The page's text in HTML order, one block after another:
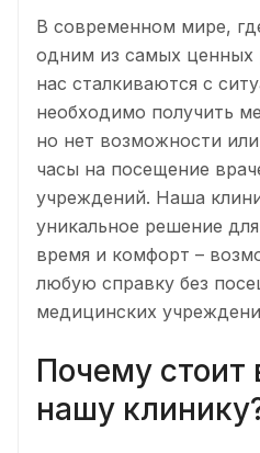
В современном мире,
одним из самых ценных
нас сталкиваются с
необходимо получить
но нет возможности
часы на посещение
учреждений. Наша
уникальное решение
время и комфорт –
любую справку без
медицинских
Почему стоит
нашу